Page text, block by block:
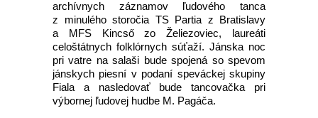
archívnych záznamov ľudového tanca
z minulého storočia TS Partia z Bratislavy
a MFS Kincső zo Želiezoviec, laureáti
celoštátnych folklórnych súťaží. Jánska noc
pri vatre na salaši bude spojená so spevom
jánskych piesní v podaní speváckej skupiny
Fiala a nasledovať bude tancovačka pri
výbornej ľudovej hudbe M. Pagáča.